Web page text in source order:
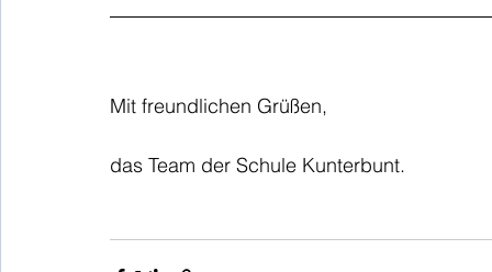
Mit freundlichen Grüßen,
das Team der Schule Kunterbunt.